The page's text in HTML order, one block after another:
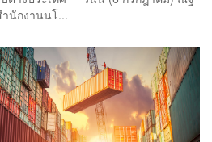
นักงานนโ...